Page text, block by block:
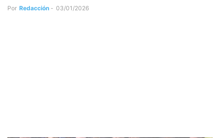
Por Redacción - 03/01/2026